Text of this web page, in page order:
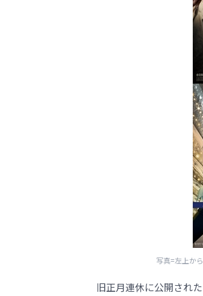
写真=左上か
旧正月連休に公開され